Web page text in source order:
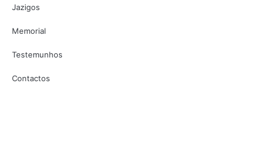
Jazigos
Memorial
Testemunhos
Contactos